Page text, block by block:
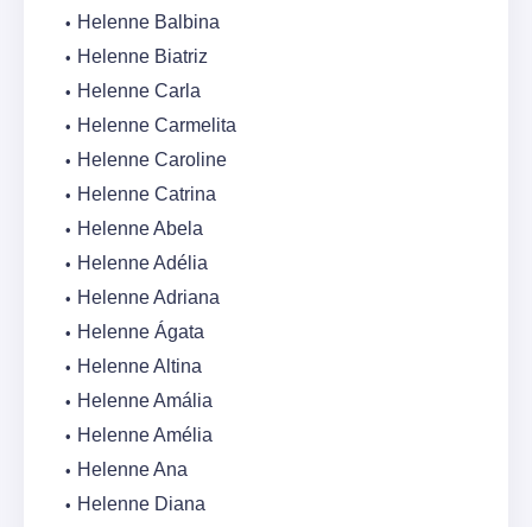
Helenne Balbina
Helenne Biatriz
Helenne Carla
Helenne Carmelita
Helenne Caroline
Helenne Catrina
Helenne Abela
Helenne Adélia
Helenne Adriana
Helenne Ágata
Helenne Altina
Helenne Amália
Helenne Amélia
Helenne Ana
Helenne Diana